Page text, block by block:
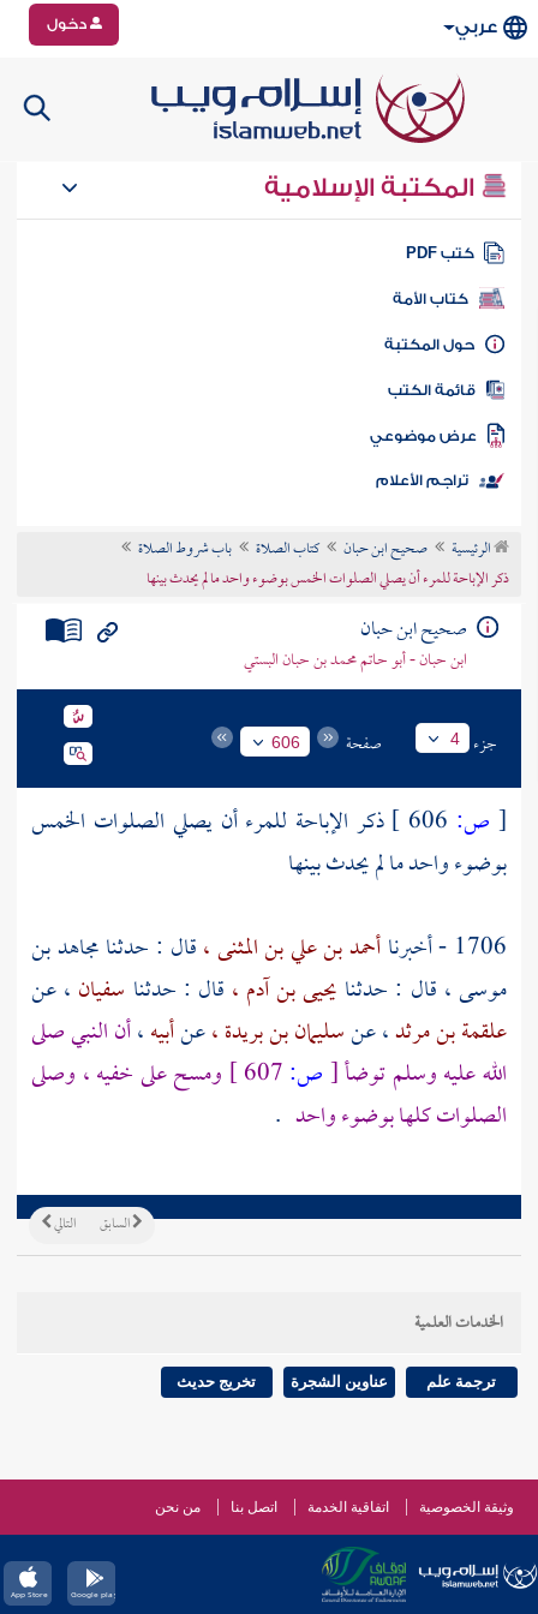
عربي دخول
المكتبة الإسلامية
كتب PDF
كتاب الأمة
المكتبة
الكتب
موضوعي
تراجم الأعلام
الرئيسية صحيح ابن حبان كتاب الصلاة
باب شروط الصلاة
ذكر الإباحة للمرء أن يصلي الصلوات الخمس بوضوء واحد ما لم يحدث بينها
صحيح ابن حبان
ابن حبان - أبو حاتم محمد بن حبان البستي
جزء 4 صفحة 606
[ ص:
ذكر الإباحة للمرء أن يصلي الصلوات الخمس
بوضوء واحد ما لم يحدث بينها
1706 - أخبرنا
أحمد بن علي بن المثنى ،قال : حدثنامجاهد بن
موسى ، قال : حدثنا يحيى بن آدم ، قال : حدثنا سفيان ، عن
علقمة بن مرثد، عنسليمان بن بريدة ،عنأبيه،أن النبي صلى
الله عليه وسلم توضأ[ص:
ومسح على خفيه ، وصلى
الصلوات كلها بوضوء واحد .
التالي السابق
الخدمات العلمية
ترجمة علم عناوين الشجرة تخريج حديث
وثيقة الخصوصية اتفاقية الخدمة اتصل بنا من نحن